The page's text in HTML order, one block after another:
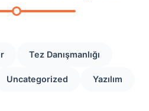
Tez Danışmanlığı
Uncategorized Yazılım